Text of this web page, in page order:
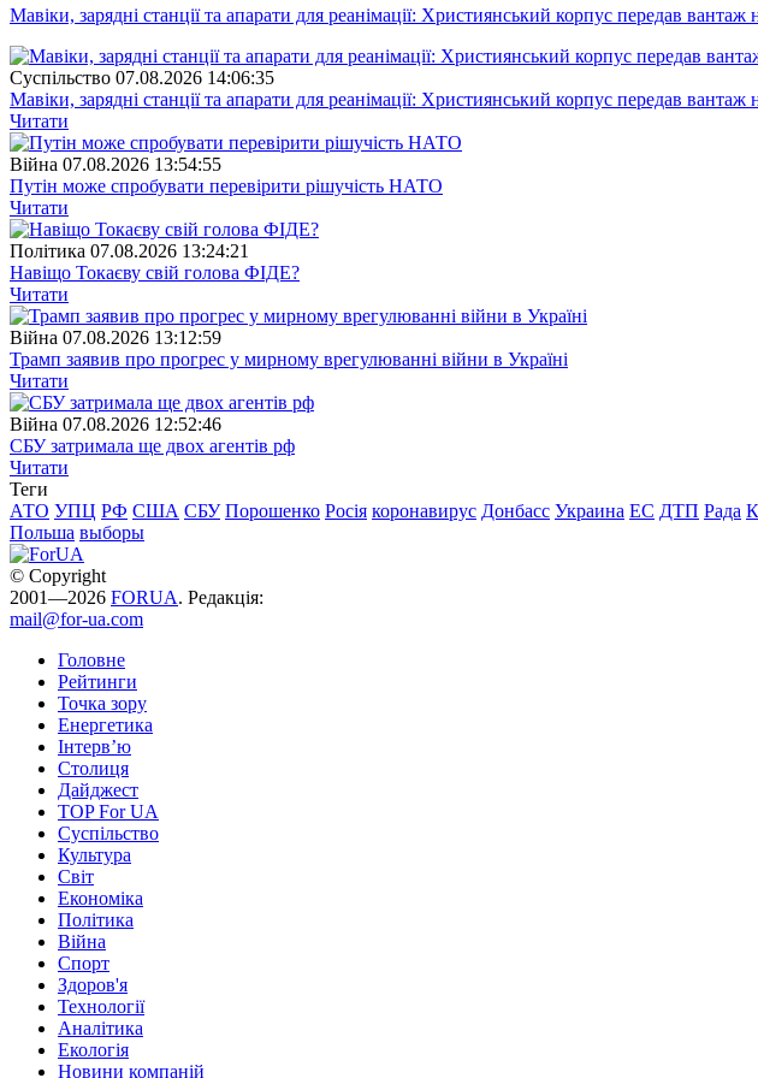
Мавіки, зарядні станції та апарати для реанімації: Християнський корпус передав
Суспiльство 07.08.2026 14:06:35
Мавіки, зарядні станції та апарати для реанімації: Християнський корпус передав
Читати
Війна 07.08.2026 13:54:55
Путін може спробувати перевірити рішучість НАТО
Читати
Полiтика 07.08.2026 13:24:21
Навіщо Токаєву свій голова ФІДЕ?
Читати
Війна 07.08.2026 13:12:59
Трамп заявив про прогрес у мирному врегулюванні війни в Україні
Читати
Війна 07.08.2026 12:52:46
СБУ затримала ще двох агентів рф
Читати
Теги
АТО УПЦ РФ США СБУ Порошенко Росія коронавирус Донбасс Украина ЕС ДТП Рада
Польша выборы
© Copyright
2001—2026 FORUA. Редакція:
mail@for-ua.com
Головне
Рейтинги
Точка зору
Енергетика
Інтерв’ю
Столиця
Дайджест
TOP For UA
Суспiльство
Культура
Світ
Економіка
Політика
Війна
Спорт
Здоров'я
Технології
Аналітика
Екологія
Новини компаній